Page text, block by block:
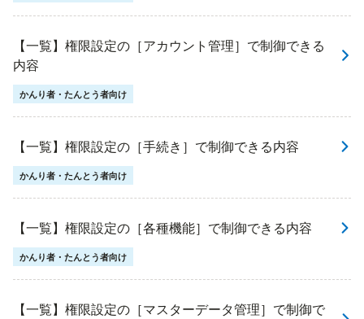
【一覧】権限設定の［アカウント管理］で制御できる
内容
かんり者・たんとう者向け
【一覧】権限設定の［手続き］で制御できる内容
かんり者・たんとう者向け
【一覧】権限設定の［各種機能］で制御できる内容
かんり者・たんとう者向け
【一覧】権限設定の［マスターデータ管理］で制御で